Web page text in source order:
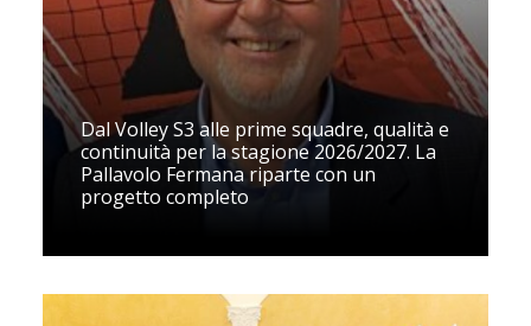
Dal Volley S3 alle prime squadre, qualità e
continuità per la stagione 2026/2027. La
Pallavolo Fermana riparte con un
progetto completo